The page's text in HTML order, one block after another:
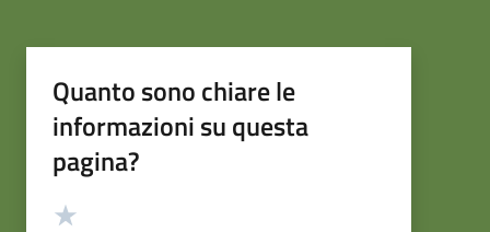
Quanto sono chiare le
informazioni su questa
pagina?
Valutazione